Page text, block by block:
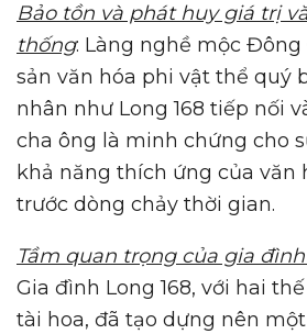
Bảo tồn và phát huy giá trị
thống: Làng nghề mộc Đông
sản văn hóa phi vật thể quý
nhân như Long 168 tiếp nối
cha ông là minh chứng cho
khả năng thích ứng của văn
trước dòng chảy thời gian.
Tầm quan trọng của gia
Gia đình Long 168, với hai
tài hoa, đã tạo dựng nên